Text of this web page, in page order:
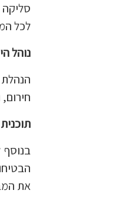
לכל
נוהל
את